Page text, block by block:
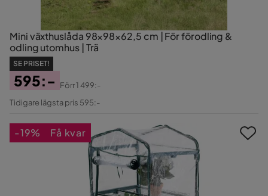
Mini växthuslåda 98×98×62,5 cm | För förodling &
odling utomhus | Trä
SE PRISET!
Pris
595:-
Original
Förr1 499:-
Tidigare lägsta pris 595:-
-19% Få kvar